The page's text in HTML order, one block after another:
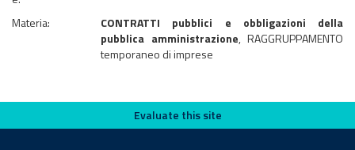
Materia:
CONTRATTI pubblici e obbligazioni della
pubblica amministrazione, RAGGRUPPAMENTO
temporaneo di imprese
Evaluate this siteEvaluate this site